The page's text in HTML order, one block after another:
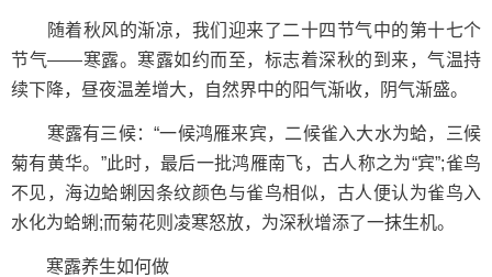
随着秋风的渐凉，我们迎来了二十四节气中的第十七个
节气——寒露。寒露如约而至，标志着深秋的到来，气温持
续下降，昼夜温差增大，自然界中的阳气渐收，阴气渐盛。
寒露有三候：“一候鸿雁来宾，二候雀入大水为蛤，三候
菊有黄华。”此时，最后一批鸿雁南飞，古人称之为“宾”;雀鸟
不见，海边蛤蜊因条纹颜色与雀鸟相似，古人便认为雀鸟入
水化为蛤蜊;而菊花则凌寒怒放，为深秋增添了一抹生机。
寒露养生如何做